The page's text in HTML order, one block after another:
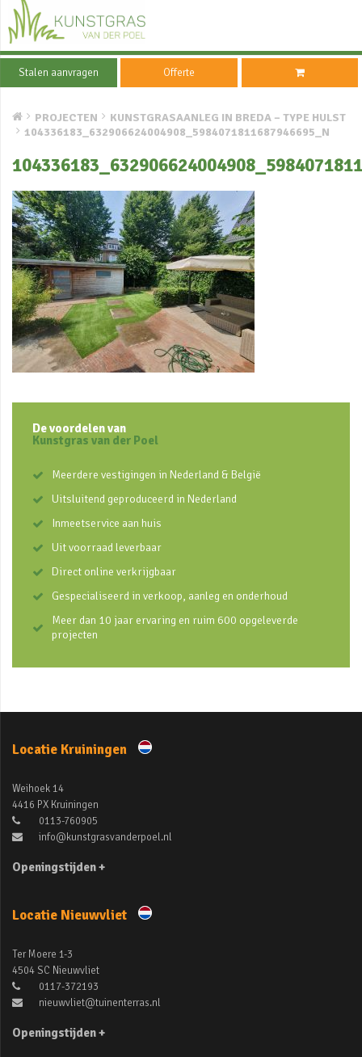
Stalen aanvragen Offerte
PROJECTEN
KUNSTGRASAANLEG IN BREDA – TYPE HULST
104336183_632906624004908_5984071811687946695_N
De voordelen van
Kunstgras van der Poel
Meerdere vestigingen in Nederland & België
Uitsluitend geproduceerd in Nederland
Inmeetservice aan huis
Uit voorraad leverbaar
Direct online verkrijgbaar
Gespecialiseerd in verkoop, aanleg en onderhoud
Meer dan 10 jaar ervaring en ruim 600 opgeleverde
projecten
Locatie Kruiningen
Weihoek 14
4416 PX Kruiningen
0113-760905
info@kunstgrasvanderpoel.nl
Openingstijden +
Locatie Nieuwvliet
Ter Moere 1-3
4504 SC Nieuwvliet
0117-372193
nieuwvliet@tuinenterras.nl
Openingstijden +